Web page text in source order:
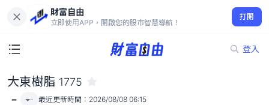
財富自由
立即使用APP，開啟您的股市智慧導航！
打開
登入
-
大東樹脂 1775
- - 最近更新時間： 2026/08/08 06:15